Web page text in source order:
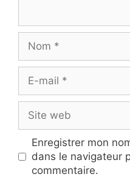
mail
web
Enregistrer mon
dans le navigateur
commentaire.